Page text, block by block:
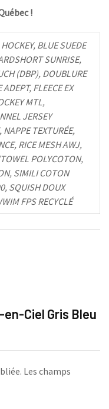
!
BLUE SUEDE
SUNRISE,
(DBP), DOUBLURE
FLEECE EX
MTL,
JERSEY
NAPPE TEXTURÉE,
RICE MESH AWJ,
POLYCOTON,
SIMILI COTON
SQUISH DOUX
FPS RECYCLÉ
Ciel Gris Bleu
Les champs